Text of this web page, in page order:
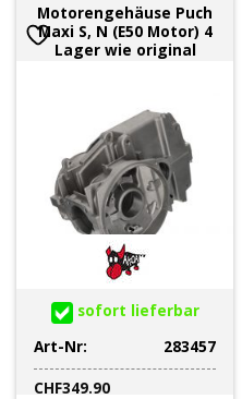
Motorengehäuse Puch
Maxi S, N (E50 Motor) 4
Lager wie original
sofort lieferbar
Art-Nr:
283457
CHF349.90